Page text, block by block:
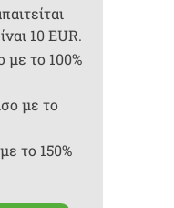
10 EUR.
με το 100%
με το
το 150%